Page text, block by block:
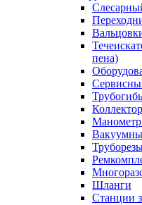
пена)
Шланги
Станции